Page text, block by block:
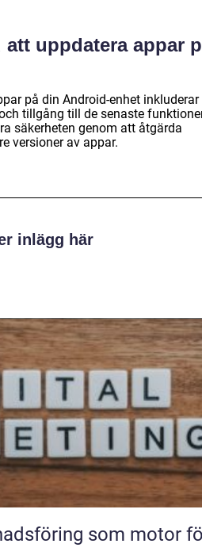
uppdatera appar
på din Android-enhet inkluderar
tillgång till de senaste
säkerheten genom att åtgärda
versioner av appar.
inlägg här
som motor